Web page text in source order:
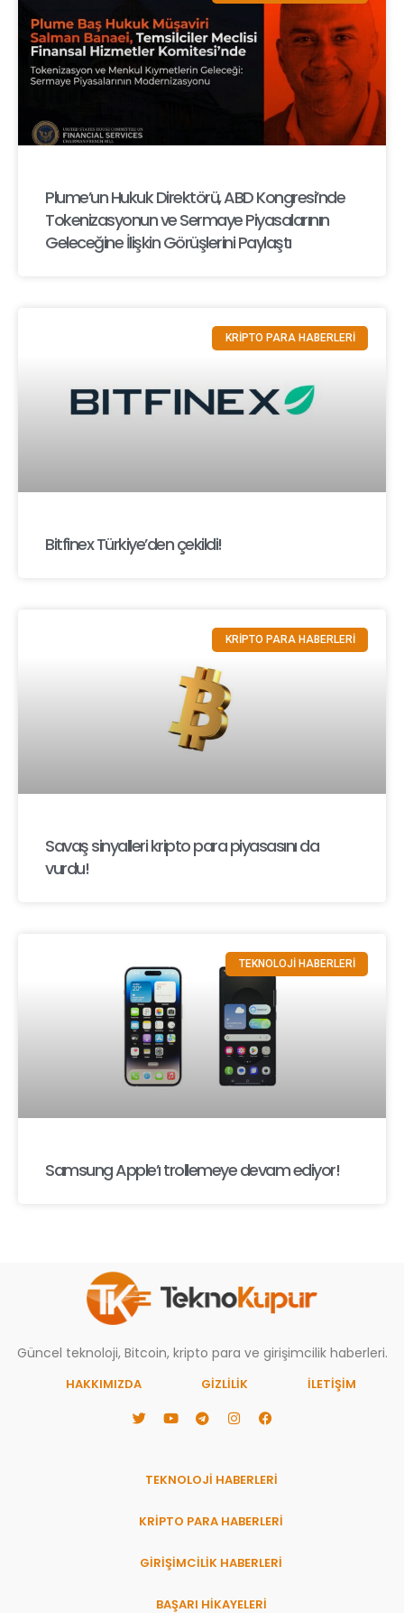
Plume’un Hukuk Direktörü, ABD Kongresi’nde
Tokenizasyonun ve Sermaye Piyasalarının
Geleceğine İlişkin Görüşlerini Paylaştı
KRİPTO PARA HABERLERİ
Bitfinex Türkiye’den çekildi!
KRİPTO PARA HABERLERİ
Savaş sinyalleri kripto para piyasasını da
vurdu!
TEKNOLOJİ HABERLERİ
Samsung Apple’ı trollemeye devam ediyor!
Güncel teknoloji, Bitcoin, kripto para ve girişimcilik haberleri.
HAKKIMIZDA GIZLILIK İLETİŞİM
TEKNOLOJİ HABERLERİ
KRİPTO PARA HABERLERİ
GİRİŞİMCİLİK HABERLERİ
BAŞARI HIKAYELERI